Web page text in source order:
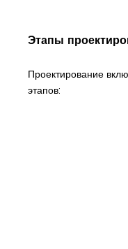
Этапы
Проектирование
этапов: